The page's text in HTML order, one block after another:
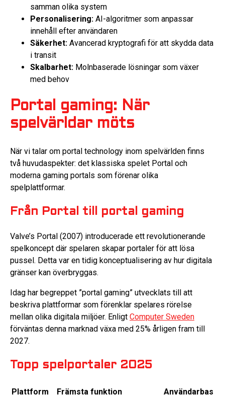
samman olika system
Personalisering: AI-algoritmer som anpassar
innehåll efter användaren
Säkerhet: Avancerad kryptografi för att skydda data
i transit
Skalbarhet: Molnbaserade lösningar som växer
med behov
Portal gaming: När
spelvärldar möts
När vi talar om portal technology inom spelvärlden finns
två huvudaspekter: det klassiska spelet Portal och
moderna gaming portals som förenar olika
spelplattformar.
Från Portal till portal gaming
Valve’s Portal (2007) introducerade ett revolutionerande
spelkoncept där spelaren skapar portaler för att lösa
pussel. Detta var en tidig konceptualisering av hur digitala
gränser kan överbryggas.
Idag har begreppet ”portal gaming” utvecklats till att
beskriva plattformar som förenklar spelares rörelse
mellan olika digitala miljöer. Enligt Computer Sweden
förväntas denna marknad växa med 25% årligen fram till
2027.
Topp spelportaler 2025
Plattform Främsta funktion
Användarbas